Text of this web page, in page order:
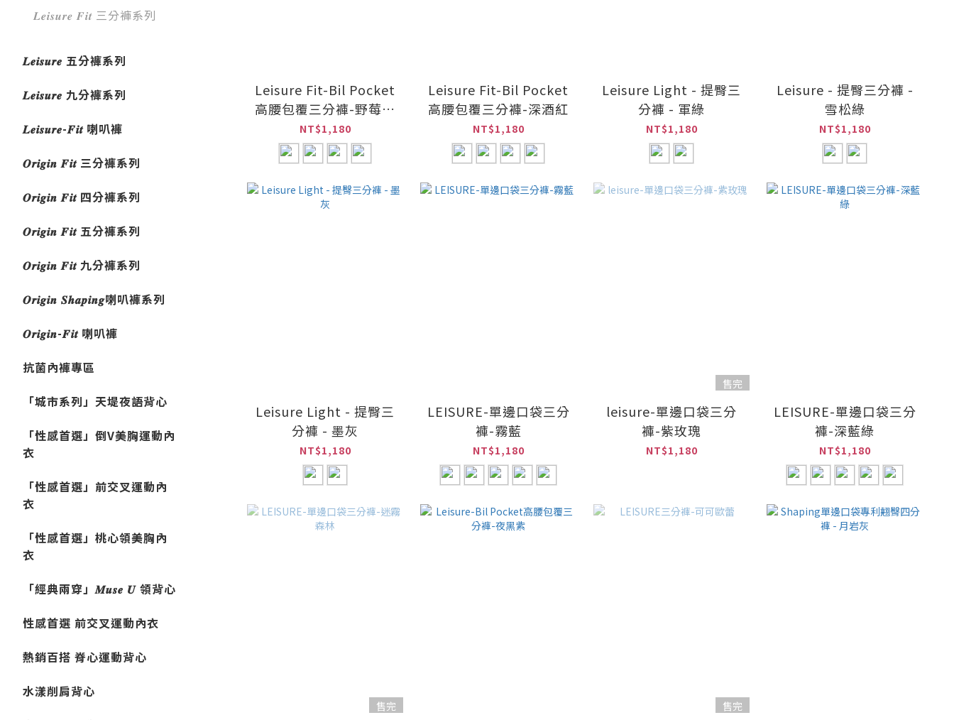
𝑳𝒆𝒊𝒔𝒖𝒓𝒆 𝑭𝒊𝒕 三分褲系列
𝑳𝒆𝒊𝒔𝒖𝒓𝒆 五分褲系列
𝑳𝒆𝒊𝒔𝒖𝒓𝒆 九分褲系列
𝑳𝒆𝒊𝒔𝒖𝒓𝒆-𝑭𝒊𝒕 喇叭褲
𝑶𝒓𝒊𝒈𝒊𝒏 𝑭𝒊𝒕 三分褲系列
𝑶𝒓𝒊𝒈𝒊𝒏 𝑭𝒊𝒕 四分褲系列
𝑶𝒓𝒊𝒈𝒊𝒏 𝑭𝒊𝒕 五分褲系列
𝑶𝒓𝒊𝒈𝒊𝒏 𝑭𝒊𝒕 九分褲系列
𝑶𝒓𝒊𝒈𝒊𝒏 𝑺𝒉𝒂𝒑𝒊𝒏𝒈喇叭褲系列
𝑶𝒓𝒊𝒈𝒊𝒏-𝑭𝒊𝒕 喇叭褲
抗菌內褲專區
「城市系列」天堤夜語背心
「性感首選」倒V美胸運動內
衣
「性感首選」前交叉運動內
衣
「性感首選」桃心領美胸內
衣
「經典兩穿」𝑴𝒖𝒔𝒆 𝑼 領背心
性感首選 前交叉運動內衣
熱銷百搭 脊心運動背心
水漾削肩背心
Leisure Fit-Bil Pocket
高腰包覆三分褲-野莓霧
粉
NT$1,180
Leisure Fit-Bil Pocket
高腰包覆三分褲-深酒紅
NT$1,180
Leisure Light - 提臀三
分褲 - 軍綠
NT$1,180
Leisure - 提臀三分褲 -
雪松綠
NT$1,180
Leisure Light - 提臀三
分褲 - 墨灰
NT$1,180
LEISURE-單邊口袋三分
褲-霧藍
NT$1,180
售完
leisure-單邊口袋三分
褲-紫玫瑰
NT$1,180
LEISURE-單邊口袋三分
褲-深藍綠
NT$1,180
售完 售完